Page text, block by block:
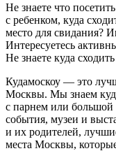
Не знаете что
с ребенком, куда
место для свидания?
Интересуетесь
Не знаете куда
Кудамоскоу — это
Москвы. Мы знаем
с парнем или
события, музеи и
и их родителей,
места Москвы,